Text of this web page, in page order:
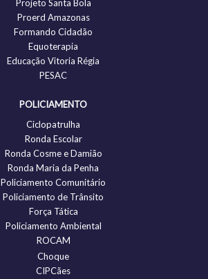
Projeto Santa Bola
Proerd Amazonas
Formando Cidadão
Equoterapia
Educação Vitoria Régia
PESAC
POLICIAMENTO
Ciclopatrulha
Ronda Escolar
Ronda Cosme e Damião
Ronda Maria da Penha
Policiamento Comunitário
Policiamento de Trânsito
Força Tática
Policiamento Ambiental
ROCAM
Choque
CIPCães